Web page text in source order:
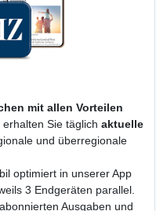
mit allen Vorteilen
Sie täglich aktuelle
und überregionale
optimiert in unserer App
3 Endgeräten parallel.
Ausgaben und